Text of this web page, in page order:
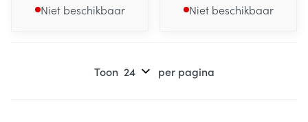
Niet beschikbaar Niet beschikbaar
Toon per pagina